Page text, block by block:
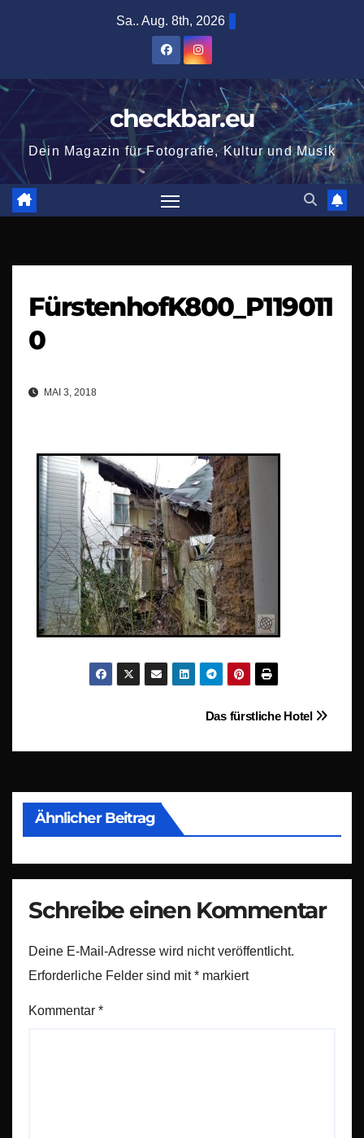
Sa.. Aug. 8th, 2026
checkbar.eu
Dein Magazin für Fotografie, Kultur und Musik
FürstenhofK800_P119011
0
MAI 3, 2018
Beitragsnavigation
Das fürstliche Hotel
Ähnlicher Beitrag
Schreibe einen Kommentar
Deine E-Mail-Adresse wird nicht veröffentlicht.
Erforderliche Felder sind mit* markiert
Kommentar *